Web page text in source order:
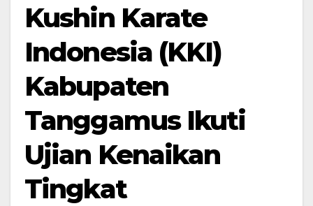
Kushin Karate
Indonesia (KKI)
Kabupaten
Tanggamus Ikuti
Ujian Kenaikan
Tingkat